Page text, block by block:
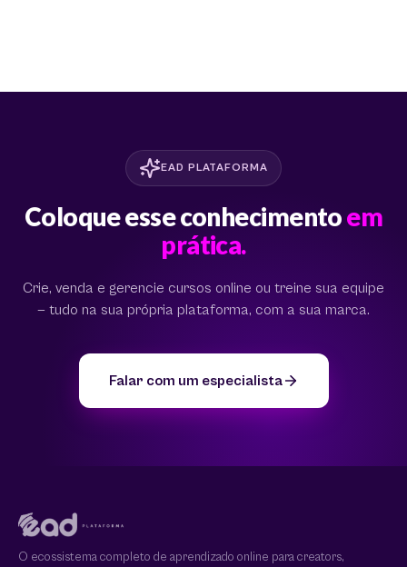
EAD PLATAFORMA
Coloque esse conhecimentoem
prática.
Crie, venda e gerencie cursos online ou treine sua equipe
— tudo na sua própria plataforma, com a sua marca.
Falar com um especialista
O ecossistema completo de aprendizado online para creators,